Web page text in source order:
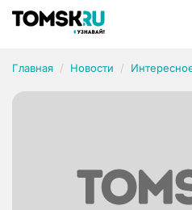
Главная Новости